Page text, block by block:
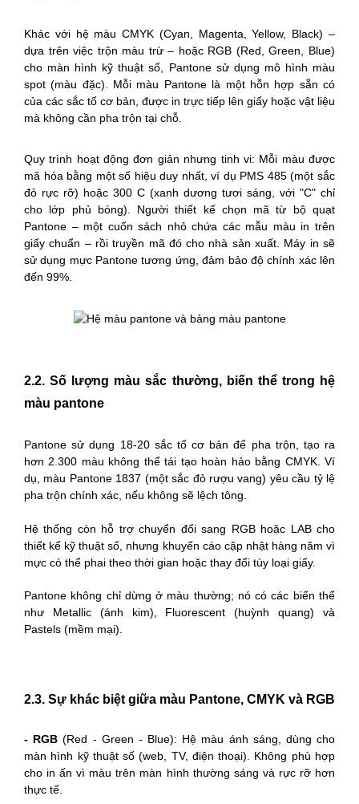
Khác với hệ màu CMYK (Cyan, Magenta, Yellow, Black) –
dựa trên việc trộn màu trừ – hoặc RGB (Red, Green, Blue)
cho màn hình kỹ thuật số, Pantone sử dụng mô hình màu
spot (màu đặc). Mỗi màu Pantone là một hỗn hợp sẵn có
của các sắc tố cơ bản, được in trực tiếp lên giấy hoặc vật liệu
mà không cần pha trộn tại chỗ.
Quy trình hoạt động đơn giản nhưng tinh vi: Mỗi màu được
mã hóa bằng một số hiệu duy nhất, ví dụ PMS 485 (một sắc
đỏ rực rỡ) hoặc 300 C (xanh dương tươi sáng, với "C" chỉ
cho lớp phủ bóng). Người thiết kế chọn mã từ bộ quạt
Pantone – một cuốn sách nhỏ chứa các mẫu màu in trên
giấy chuẩn – rồi truyền mã đó cho nhà sản xuất. Máy in sẽ
sử dụng mực Pantone tương ứng, đảm bảo độ chính xác lên
đến 99%.
2.2. Số lượng màu sắc thường, biến thể trong hệ
màu pantone
Pantone sử dụng 18-20 sắc tố cơ bản để pha trộn, tạo ra
hơn 2.300 màu không thể tái tạo hoàn hảo bằng CMYK. Ví
dụ, màu Pantone 1837 (một sắc đỏ rượu vang) yêu cầu tỷ lệ
pha trộn chính xác, nếu không sẽ lệch tông.
Hệ thống còn hỗ trợ chuyển đổi sang RGB hoặc LAB cho
thiết kế kỹ thuật số, nhưng khuyến cáo cập nhật hàng năm vì
mực có thể phai theo thời gian hoặc thay đổi tùy loại giấy.
Pantone không chỉ dừng ở màu thường; nó có các biến thể
như Metallic (ánh kim), Fluorescent (huỳnh quang) và
Pastels (mềm mại).
2.3. Sự khác biệt giữa màu Pantone, CMYK và RGB
- RGB (Red - Green - Blue): Hệ màu ánh sáng, dùng cho
màn hình kỹ thuật số (web, TV, điện thoại). Không phù hợp
cho in ấn vì màu trên màn hình thường sáng và rực rỡ hơn
thực tế.